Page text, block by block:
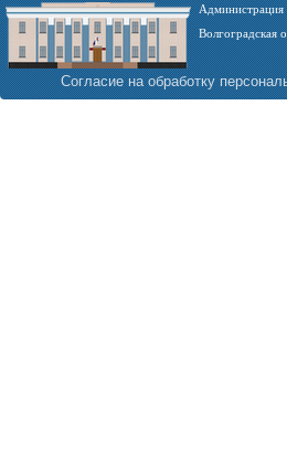
Администрация
Волгоградская
Согласие на обработку